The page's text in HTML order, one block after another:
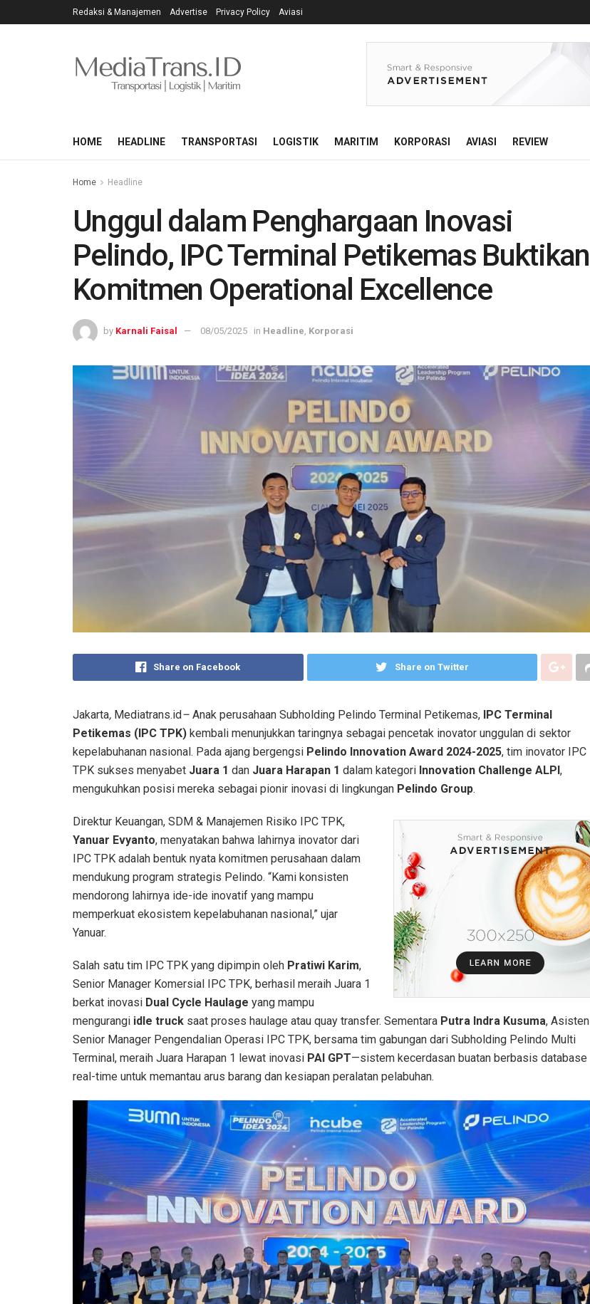
Redaksi & Manajemen Advertise Privacy Policy Aviasi
HOME HEADLINE TRANSPORTASI LOGISTIK MARITIM KORPORASI AVIASI REVIEW
Home Headline
Unggul dalam Penghargaan Inovasi
Pelindo, IPC Terminal Petikemas Buktikan
Komitmen Operational Excellence
by Karnali Faisal 08/05/2025 in Headline Korporasi
Share on Facebook Share on Twitter
Jakarta, Mediatrans.id– Anak perusahaan Subholding Pelindo Terminal Petikemas, IPC Terminal
Petikemas (IPC TPK) kembali menunjukkan taringnya sebagai pencetak inovator unggulan di sektor
kepelabuhanan nasional. Pada ajang bergengsi Pelindo Innovation Award 2024-2025, tim inovator IPC
TPK sukses menyabet Juara 1 dan Juara Harapan 1 dalam kategori Innovation Challenge ALPI,
mengukuhkan posisi mereka sebagai pionir inovasi di lingkungan Pelindo Group.
Direktur Keuangan, SDM & Manajemen Risiko IPC TPK,
Yanuar Evyanto, menyatakan bahwa lahirnya inovator dari
IPC TPK adalah bentuk nyata komitmen perusahaan dalam
mendukung program strategis Pelindo. “Kami konsisten
mendorong lahirnya ide-ide inovatif yang mampu
memperkuat ekosistem kepelabuhanan nasional,” ujar
Yanuar.
Salah satu tim IPC TPK yang dipimpin oleh Pratiwi Karim,
Senior Manager Komersial IPC TPK, berhasil meraih Juara 1
berkat inovasi Dual Cycle Haulage yang mampu
mengurangi idle truck saat proses haulage atau quay transfer. Sementara Putra Indra Kusuma, Asisten
Senior Manager Pengendalian Operasi IPC TPK, bersama tim gabungan dari Subholding Pelindo Multi
Terminal, meraih Juara Harapan 1 lewat inovasi PAI GPT—sistem kecerdasan buatan berbasis database
real-time untuk memantau arus barang dan kesiapan peralatan pelabuhan.